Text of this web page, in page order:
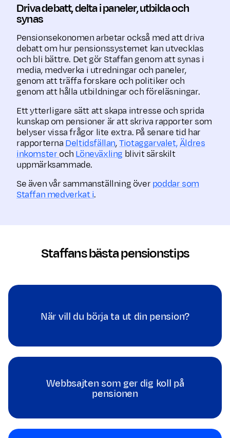
Driva debatt, delta i paneler, utbilda och
synas
Pensionsekonomen arbetar också med att driva
debatt om hur pensions­systemet kan utvecklas
och bli bättre. Det gör Staffan genom att synas i
media, medverka i utredningar och paneler,
genom att träffa forskare och politiker och
genom att hålla utbildningar och föreläsningar.
Ett ytterligare sätt att skapa intresse och sprida
kunskap om pensioner är att skriva rapporter som
belyser vissa frågor lite extra. På senare tid har
rapporternaDeltidsfällan,Tiotaggarvalet,Äldres
inkomsterochLöneväxling blivit särskilt
uppmärksammade.
Se även vår sammanställning över poddar som
Staffan medverkat i.
Staffans bästa pensionstips
När vill du börja ta ut din pension?
Webbsajten som ger dig koll på
pensionen